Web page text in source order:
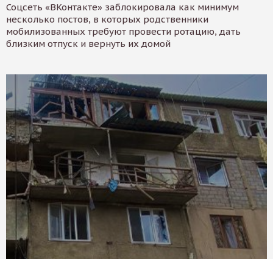
Соцсеть «ВКонтакте» заблокировала как минимум
несколько постов, в которых родственники
мобилизованных требуют провести ротацию, дать
близким отпуск и вернуть их домой